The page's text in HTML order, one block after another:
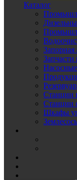
Каталог
Запорная
Станции
Станции
Шкафы